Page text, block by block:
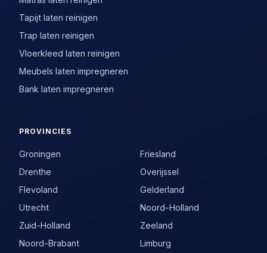
Tapijt laten reinigen
Trap laten reinigen
Vloerkleed laten reinigen
Meubels laten impregneren
Bank laten impregneren
PROVINCIES
Groningen
Friesland
Drenthe
Overijssel
Flevoland
Gelderland
Utrecht
Noord-Holland
Zuid-Holland
Zeeland
Noord-Brabant
Limburg